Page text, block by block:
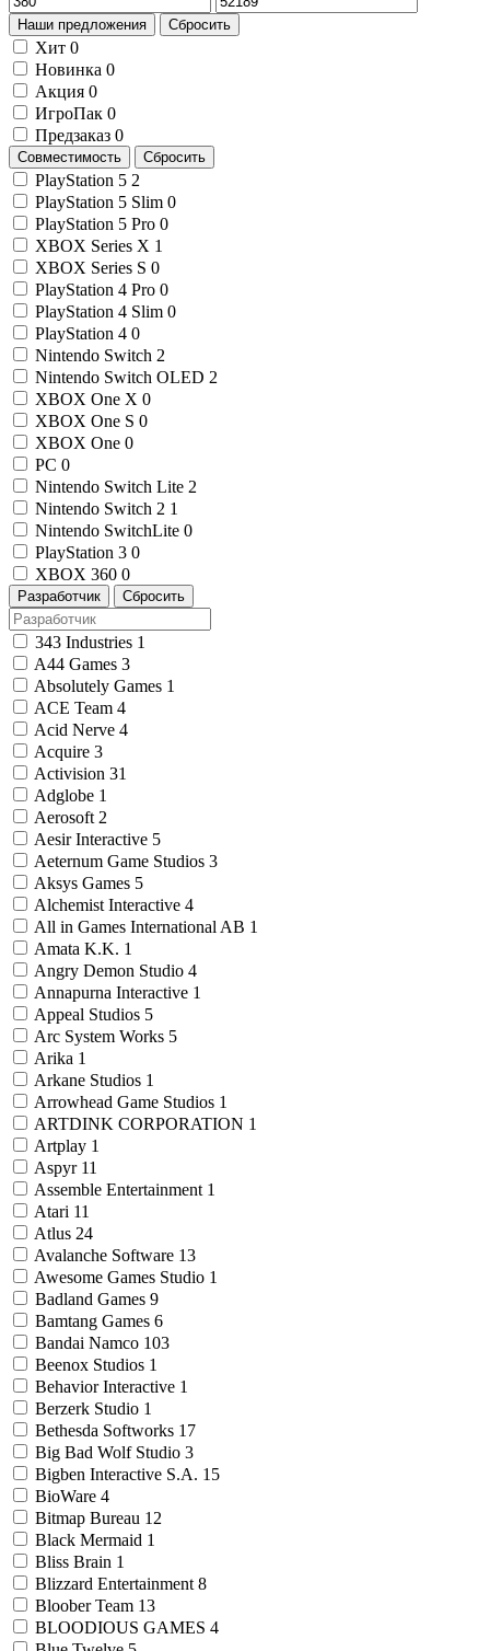
Наши предложения Сбросить
Хит 0
Новинка 0
Акция 0
ИгроПак 0
Предзаказ 0
Совместимость Сбросить
PlayStation 5 2
PlayStation 5 Slim 0
PlayStation 5 Pro 0
XBOX Series X 1
XBOX Series S 0
PlayStation 4 Pro 0
PlayStation 4 Slim 0
PlayStation 4 0
Nintendo Switch 2
Nintendo Switch OLED 2
XBOX One X 0
XBOX One S 0
XBOX One 0
PC 0
Nintendo Switch Lite 2
Nintendo Switch 2 1
Nintendo SwitchLite 0
PlayStation 3 0
XBOX 360 0
Разработчик Сбросить
343 Industries 1
A44 Games 3
Absolutely Games 1
ACE Team 4
Acid Nerve 4
Acquire 3
Activision 31
Adglobe 1
Aerosoft 2
Aesir Interactive 5
Aeternum Game Studios 3
Aksys Games 5
Alchemist Interactive 4
All in Games International AB 1
Amata K.K. 1
Angry Demon Studio 4
Annapurna Interactive 1
Appeal Studios 5
Arc System Works 5
Arika 1
Arkane Studios 1
Arrowhead Game Studios 1
ARTDINK CORPORATION 1
Artplay 1
Aspyr 11
Assemble Entertainment 1
Atari 11
Atlus 24
Avalanche Software 13
Awesome Games Studio 1
Badland Games 9
Bamtang Games 6
Bandai Namco 103
Beenox Studios 1
Behavior Interactive 1
Berzerk Studio 1
Bethesda Softworks 17
Big Bad Wolf Studio 3
Bigben Interactive S.A. 15
BioWare 4
Bitmap Bureau 12
Black Mermaid 1
Bliss Brain 1
Blizzard Entertainment 8
Bloober Team 13
BLOODIOUS GAMES 4